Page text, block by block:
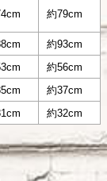
約79cm
約93cm
約56cm
約37cm
約32cm